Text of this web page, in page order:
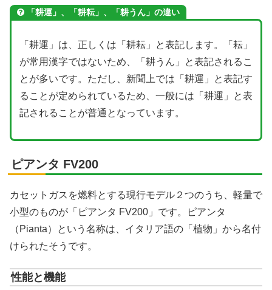
「耕運」、「耕耘」、「耕うん」の違い
「耕運」は、正しくは「耕耘」と表記します。「耘」
が常用漢字ではないため、「耕うん」と表記されるこ
とが多いです。ただし、新聞上では「耕運」と表記す
ることが定められているため、一般には「耕運」と表
記されることが普通となっています。
ピアンタ FV200
カセットガスを燃料とする現行モデル２つのうち、軽量で
小型のものが「ピアンタ FV200」です。ピアンタ
（Pianta）という名称は、イタリア語の「植物」から名付
けられたそうです。
性能と機能